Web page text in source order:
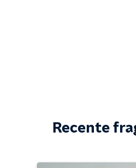
Recente